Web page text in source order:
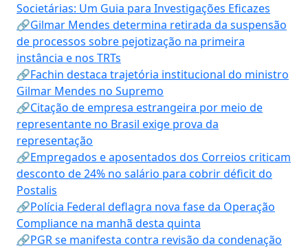
Societárias: Um Guia para Investigações Eficazes
🔗Gilmar Mendes determina retirada da suspensão
de processos sobre pejotização na primeira
instância e nos TRTs
🔗Fachin destaca trajetória institucional do ministro
Gilmar Mendes no Supremo
🔗Citação de empresa estrangeira por meio de
representante no Brasil exige prova da
representação
🔗Empregados e aposentados dos Correios criticam
desconto de 24% no salário para cobrir déficit do
Postalis
🔗Polícia Federal deflagra nova fase da Operação
Compliance na manhã desta quinta
🔗PGR se manifesta contra revisão da condenação